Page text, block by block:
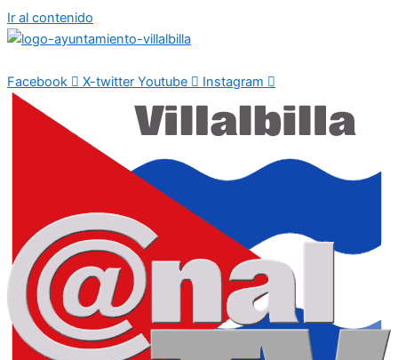
Ir al contenido
Facebook X-twitter Youtube Instagram